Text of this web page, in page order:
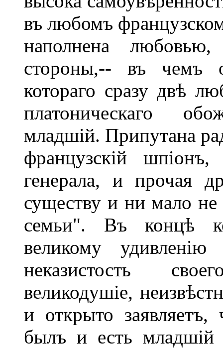
въ любомъ
наполнена
стороны,-- въ чемъ
котораго сразу двѣ
платоническаго
младшій. Припутана
французскій шпіонъ,
генерала, и прочая
существу и ни мало
семьи". Въ концѣ
великому удивленію
неказистость
великодушіе,
и открыто
былъ и есть младшій